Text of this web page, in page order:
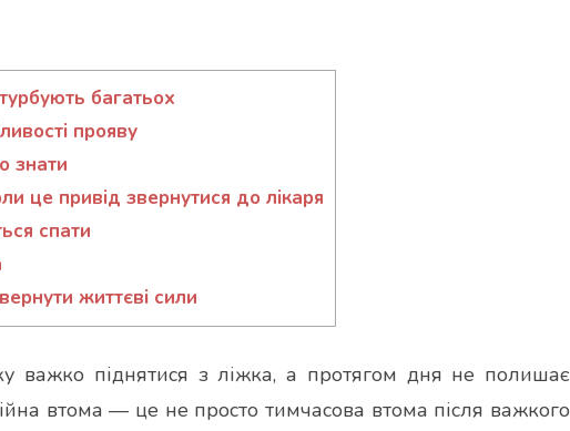
багатьох
прояву
знати
це привід звернутися до лікаря
спати
життєві сили
важко піднятися з ліжка, а протягом дня не полишає
втома — це не просто тимчасова втома після важкого